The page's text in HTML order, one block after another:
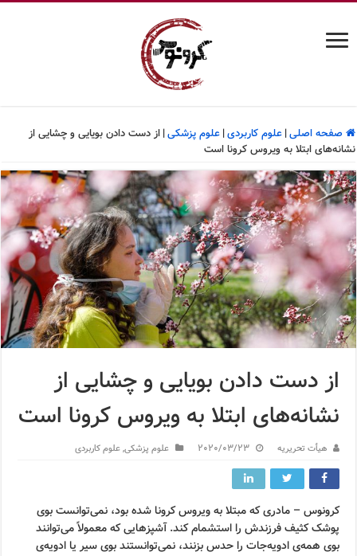
صفحه اصلی| علوم کاربردی| علوم پزشکی| از دست دادن بویایی و چشایی از
نشانه‌های ابتلا به ویروس کرونا است
از دست دادن بویایی و چشایی از
نشانه‌های ابتلا به ویروس کرونا است
هیأت تحریریه 2020/03/23 علوم پزشکی,علوم کاربردی
کرونوس – مادری که مبتلا به ویروس کرونا شده بود، نمی‌توانست بوی
پوشک کثیف فرزندش را استشمام کند. آشپزهایی که معمولاً می‌توانند
بوی همه‌ی ادویه‌جات را حدس بزنند، نمی‌توانستند بوی سیر یا ادویه‌ی